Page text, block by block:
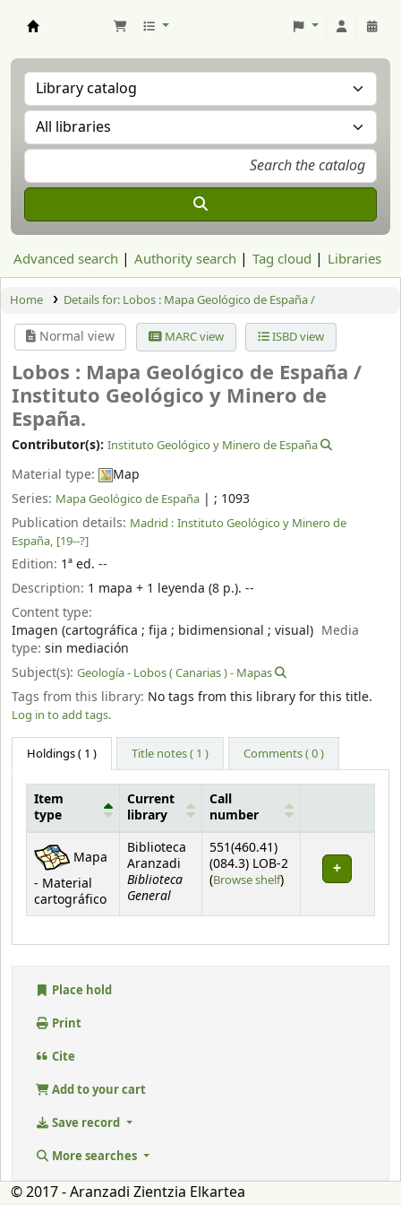
Advanced search Authority search Tag cloud Libraries
Home Details for: Lobos : Mapa Geológico de España /
Normal view MARC view ISBD view
Lobos : Mapa Geológico de España /
Instituto Geológico y Minero de
España.
Contributor(s): Instituto Geológico y Minero de España
Material type:
Map
Series: Mapa Geológico de España | ; 1093
Publication details: Madrid : Instituto Geológico y Minero de
España, [19--?]
Edition: 1ª ed. --
Description: 1 mapa + 1 leyenda (8 p.). --
Content type:
Imagen (cartográfica ; fija ; bidimensional ; visual) Media
type: sin mediación
Subject(s): Geología - Lobos ( Canarias ) - Mapas
Tags from this library: No tags from this library for this title.
Log in to add tags.
Holdings( 1 ) Title notes ( 1 ) Comments ( 0 )
Holdings
Item
type
Current
library
Call
number
Mapa
- Material
cartográfico
Biblioteca
Aranzadi
Biblioteca
General
551(460.41)
(084.3) LOB-2
(Browse shelf(Opens below)
)
Place hold
Print
Cite
Add to your cart
Save record
More searches
© 2017 - Aranzadi Zientzia Elkartea